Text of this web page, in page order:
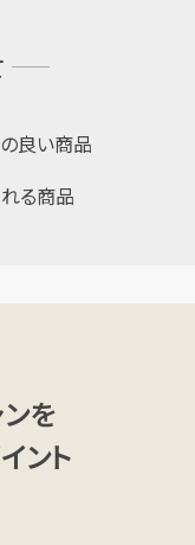
良い商品
る商品
を
ント